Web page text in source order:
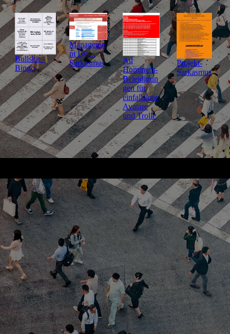
Bullshit -
Bingo
Manageme
nt By ...
Sarkasmus
Ad
Hominem-
Beleidigun
gen für
einfallslose
Avatare
und Trolle
Projekt-
Sarkasmus